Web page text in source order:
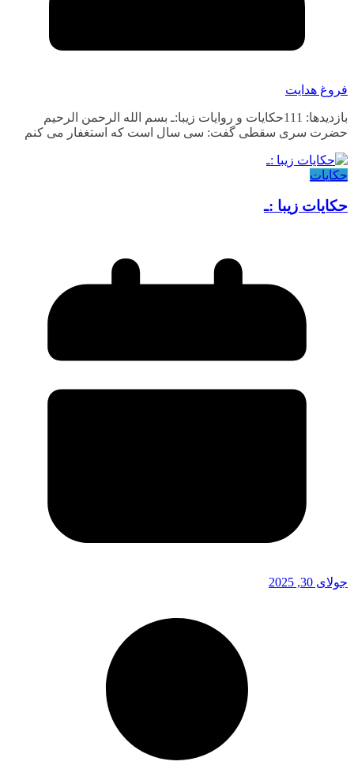
فروغ هدایت
بازدیدها: 111حکایات و روایات زیبا:ـ بسم الله الرحمن الرحیم
حضرت سری سقطی گفت: سی سال است که استغفار می کنم
حکایات
حکایات زیبا :ـ
جولای 30, 2025